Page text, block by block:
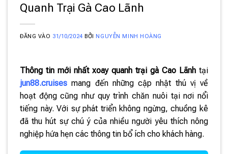
Quanh Trại Gà Cao Lãnh
ĐĂNG VÀO 31/10/2024 BỞI NGUYỄN MINH HOÀNG
Thông tin mới nhất xoay quanh trại gà Cao Lãnh tại
jun88.cruises mang đến những cập nhật thú vị về
hoạt động cũng như quy trình chăn nuôi tại nơi nổi
tiếng này. Với sự phát triển không ngừng, chuồng kê
đã thu hút sự chú ý của nhiều người yêu thích nông
nghiệp hứa hẹn các thông tin bổ ích cho khách hàng.